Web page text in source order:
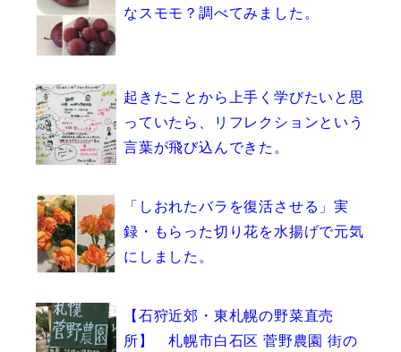
なスモモ？調べてみました。
起きたことから上手く学びたいと思
っていたら、リフレクションという
言葉が飛び込んできた。
「しおれたバラを復活させる」実
録・もらった切り花を水揚げで元気
にしました。
【石狩近郊・東札幌の野菜直売
所】 札幌市白石区 菅野農園 街の